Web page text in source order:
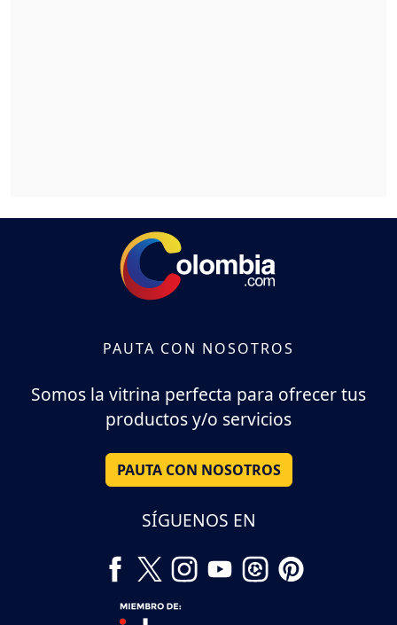
PAUTA CON NOSOTROS
Somos la vitrina perfecta para ofrecer tus
productos y/o servicios
PAUTA CON NOSOTROS
SÍGUENOS EN